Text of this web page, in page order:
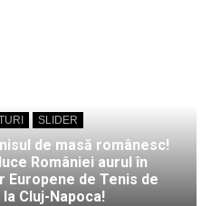
SLIDER
de masă românesc!
României aurul în
Europene de Tenis de
Cluj-Napoca!